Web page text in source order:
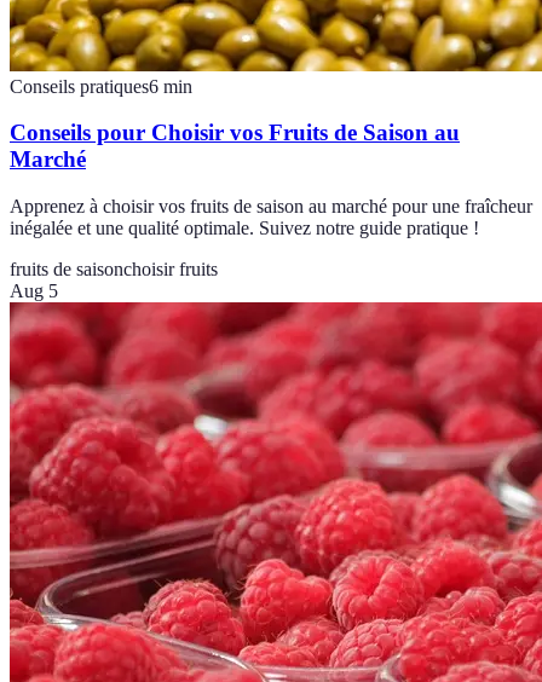
Conseils pratiques6 min
Conseils pour Choisir vos Fruits de Saison au
Marché
Apprenez à choisir vos fruits de saison au marché pour une fraîcheur
inégalée et une qualité optimale. Suivez notre guide pratique !
fruits de saisonchoisir fruits
Aug 5